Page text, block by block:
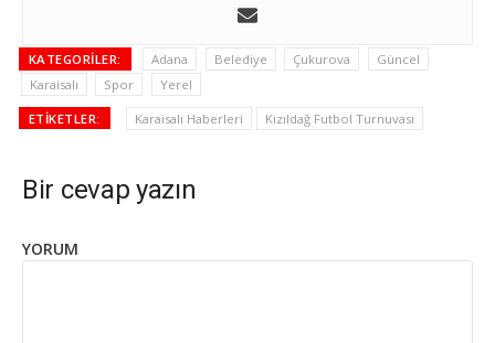
KATEGORILER: Adana Belediye Çukurova
Güncel
Karaisalı
Spor Yerel
ETIKETLER: Karaisalı Haberleri Kızıldağ Futbol Turnuvası
Bir cevap yazın
YORUM